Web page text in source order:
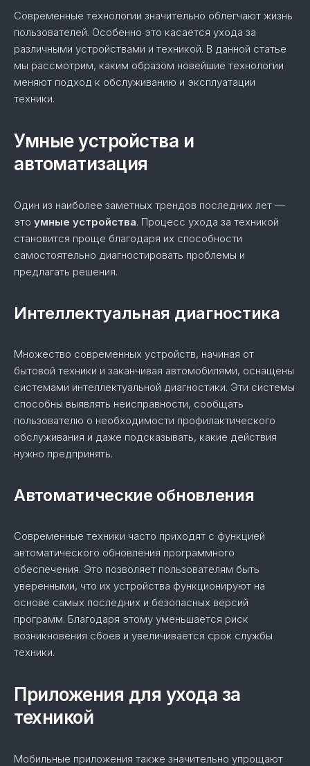
Современные технологии значительно облегчают жизнь
пользователей. Особенно это касается ухода за
различными устройствами и техникой. В данной статье
мы рассмотрим, каким образом новейшие технологии
меняют подход к обслуживанию и эксплуатации
техники.
Умные устройства и
автоматизация
Один из наиболее заметных трендов последних лет —
это умные устройства. Процесс ухода за техникой
становится проще благодаря их способности
самостоятельно диагностировать проблемы и
предлагать решения.
Интеллектуальная диагностика
Множество современных устройств, начиная от
бытовой техники и заканчивая автомобилями, оснащены
системами интеллектуальной диагностики. Эти системы
способны выявлять неисправности, сообщать
пользователю о необходимости профилактического
обслуживания и даже подсказывать, какие действия
нужно предпринять.
Автоматические обновления
Современные техники часто приходят с функцией
автоматического обновления программного
обеспечения. Это позволяет пользователям быть
уверенными, что их устройства функционируют на
основе самых последних и безопасных версий
программ. Благодаря этому уменьшается риск
возникновения сбоев и увеличивается срок службы
техники.
Приложения для ухода за
техникой
Мобильные приложения также значительно упрощают